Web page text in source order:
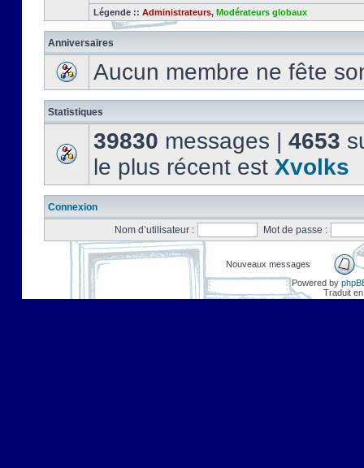
Légende :: Administrateurs, Modérateurs globaux
Anniversaires
Aucun membre ne fête
Statistiques
39830 messages | 4653
le plus récent est Xvolks
Connexion
Nom d’utilisateur :
Mot de passe :
Nouveaux messages
Powered by
Traduit